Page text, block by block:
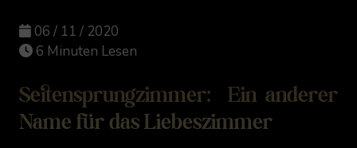
06 / 11 / 2020
6 Minuten Lesen
Seitensprungzimmer: Ein anderer
Name für das Liebeszimmer